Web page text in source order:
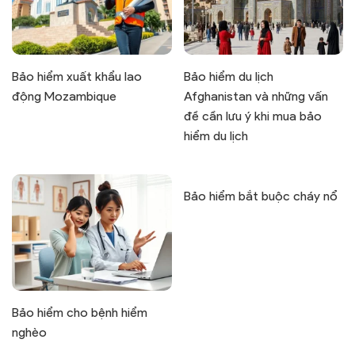
Bảo hiểm xuất khẩu lao
động Mozambique
Bảo hiểm du lịch
Afghanistan và những vấn
đề cần lưu ý khi mua bảo
hiểm du lịch
Bảo hiểm cho bệnh hiểm
nghèo
Bảo hiểm bắt buộc cháy nổ